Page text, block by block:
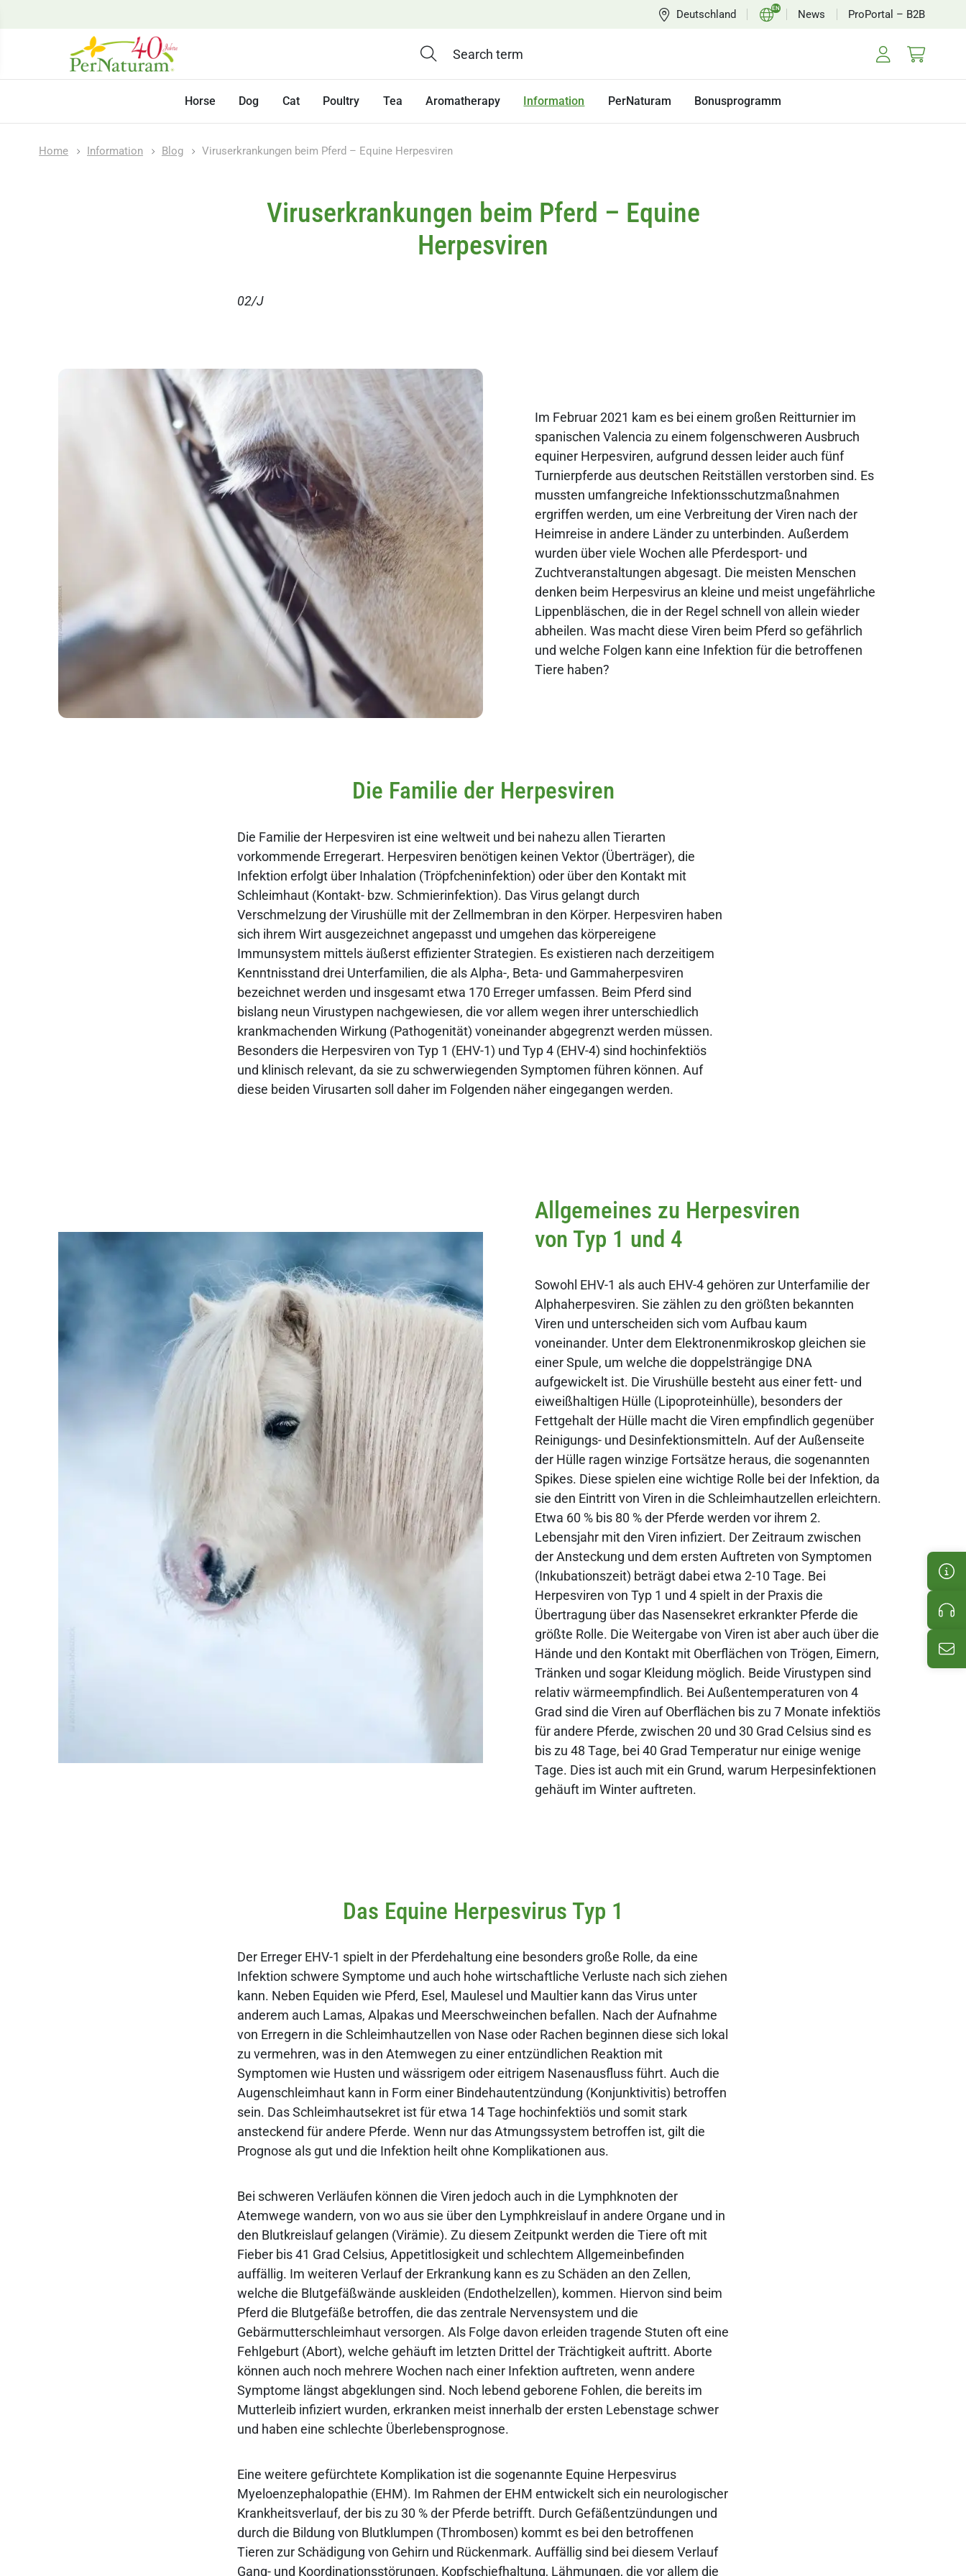
Deutschland EN News ProPortal – B2B
Horse Dog Cat Poultry Tea Aromatherapy Information PerNaturam Bonusprogramm
Home Information Blog Viruserkrankungen beim Pferd – Equine Herpesviren
Viruserkrankungen beim Pferd – Equine
Herpesviren
02/J
Im Februar 2021 kam es bei einem großen Reitturnier im
spanischen Valencia zu einem folgenschweren Ausbruch
equiner Herpesviren, aufgrund dessen leider auch fünf
Turnierpferde aus deutschen Reitställen verstorben sind. Es
mussten umfangreiche Infektionsschutzmaßnahmen
ergriffen werden, um eine Verbreitung der Viren nach der
Heimreise in andere Länder zu unterbinden. Außerdem
wurden über viele Wochen alle Pferdesport- und
Zuchtveranstaltungen abgesagt. Die meisten Menschen
denken beim Herpesvirus an kleine und meist ungefährliche
Lippenbläschen, die in der Regel schnell von allein wieder
abheilen. Was macht diese Viren beim Pferd so gefährlich
und welche Folgen kann eine Infektion für die betroffenen
Tiere haben?
Die Familie der Herpesviren
Die Familie der Herpesviren ist eine weltweit und bei nahezu allen Tierarten
vorkommende Erregerart. Herpesviren benötigen keinen Vektor (Überträger), die
Infektion erfolgt über Inhalation (Tröpfcheninfektion) oder über den Kontakt mit
Schleimhaut (Kontakt- bzw. Schmierinfektion). Das Virus gelangt durch
Verschmelzung der Virushülle mit der Zellmembran in den Körper. Herpesviren haben
sich ihrem Wirt ausgezeichnet angepasst und umgehen das körpereigene
Immunsystem mittels äußerst effizienter Strategien. Es existieren nach derzeitigem
Kenntnisstand drei Unterfamilien, die als Alpha-, Beta- und Gammaherpesviren
bezeichnet werden und insgesamt etwa 170 Erreger umfassen. Beim Pferd sind
bislang neun Virustypen nachgewiesen, die vor allem wegen ihrer unterschiedlich
krankmachenden Wirkung (Pathogenität) voneinander abgegrenzt werden müssen.
Besonders die Herpesviren von Typ 1 (EHV-1) und Typ 4 (EHV-4) sind hochinfektiös
und klinisch relevant, da sie zu schwerwiegenden Symptomen führen können. Auf
diese beiden Virusarten soll daher im Folgenden näher eingegangen werden.
Allgemeines zu Herpesviren
von Typ 1 und 4
Sowohl EHV-1 als auch EHV-4 gehören zur Unterfamilie der
Alphaherpesviren. Sie zählen zu den größten bekannten
Viren und unterscheiden sich vom Aufbau kaum
voneinander. Unter dem Elektronenmikroskop gleichen sie
einer Spule, um welche die doppelsträngige DNA
aufgewickelt ist. Die Virushülle besteht aus einer fett- und
eiweißhaltigen Hülle (Lipoproteinhülle), besonders der
Fettgehalt der Hülle macht die Viren empfindlich gegenüber
Reinigungs- und Desinfektionsmitteln. Auf der Außenseite
der Hülle ragen winzige Fortsätze heraus, die sogenannten
Spikes. Diese spielen eine wichtige Rolle bei der Infektion, da
sie den Eintritt von Viren in die Schleimhautzellen erleichtern.
Etwa 60 % bis 80 % der Pferde werden vor ihrem 2.
Lebensjahr mit den Viren infiziert. Der Zeitraum zwischen
der Ansteckung und dem ersten Auftreten von Symptomen
(Inkubationszeit) beträgt dabei etwa 2-10 Tage. Bei
Herpesviren von Typ 1 und 4 spielt in der Praxis die
Übertragung über das Nasensekret erkrankter Pferde die
größte Rolle. Die Weitergabe von Viren ist aber auch über die
Hände und den Kontakt mit Oberflächen von Trögen, Eimern,
Tränken und sogar Kleidung möglich. Beide Virustypen sind
relativ wärmeempfindlich. Bei Außentemperaturen von 4
Grad sind die Viren auf Oberflächen bis zu 7 Monate infektiös
für andere Pferde, zwischen 20 und 30 Grad Celsius sind es
bis zu 48 Tage, bei 40 Grad Temperatur nur einige wenige
Tage. Dies ist auch mit ein Grund, warum Herpesinfektionen
gehäuft im Winter auftreten.
Das Equine Herpesvirus Typ 1
Der Erreger EHV-1 spielt in der Pferdehaltung eine besonders große Rolle, da eine
Infektion schwere Symptome und auch hohe wirtschaftliche Verluste nach sich ziehen
kann. Neben Equiden wie Pferd, Esel, Maulesel und Maultier kann das Virus unter
anderem auch Lamas, Alpakas und Meerschweinchen befallen. Nach der Aufnahme
von Erregern in die Schleimhautzellen von Nase oder Rachen beginnen diese sich lokal
zu vermehren, was in den Atemwegen zu einer entzündlichen Reaktion mit
Symptomen wie Husten und wässrigem oder eitrigem Nasenausfluss führt. Auch die
Augenschleimhaut kann in Form einer Bindehautentzündung (Konjunktivitis) betroffen
sein. Das Schleimhautsekret ist für etwa 14 Tage hochinfektiös und somit stark
ansteckend für andere Pferde. Wenn nur das Atmungssystem betroffen ist, gilt die
Prognose als gut und die Infektion heilt ohne Komplikationen aus.
Bei schweren Verläufen können die Viren jedoch auch in die Lymphknoten der
Atemwege wandern, von wo aus sie über den Lymphkreislauf in andere Organe und in
den Blutkreislauf gelangen (Virämie). Zu diesem Zeitpunkt werden die Tiere oft mit
Fieber bis 41 Grad Celsius, Appetitlosigkeit und schlechtem Allgemeinbefinden
auffällig. Im weiteren Verlauf der Erkrankung kann es zu Schäden an den Zellen,
welche die Blutgefäßwände auskleiden (Endothelzellen), kommen. Hiervon sind beim
Pferd die Blutgefäße betroffen, die das zentrale Nervensystem und die
Gebärmutterschleimhaut versorgen. Als Folge davon erleiden tragende Stuten oft eine
Fehlgeburt (Abort), welche gehäuft im letzten Drittel der Trächtigkeit auftritt. Aborte
können auch noch mehrere Wochen nach einer Infektion auftreten, wenn andere
Symptome längst abgeklungen sind. Noch lebend geborene Fohlen, die bereits im
Mutterleib infiziert wurden, erkranken meist innerhalb der ersten Lebenstage schwer
und haben eine schlechte Überlebensprognose.
Eine weitere gefürchtete Komplikation ist die sogenannte Equine Herpesvirus
Myeloenzephalopathie (EHM). Im Rahmen der EHM entwickelt sich ein neurologischer
Krankheitsverlauf, der bis zu 30 % der Pferde betrifft. Durch Gefäßentzündungen und
durch die Bildung von Blutklumpen (Thrombosen) kommt es bei den betroffenen
Tieren zur Schädigung von Gehirn und Rückenmark. Auffällig sind bei diesem Verlauf
Gang- und Koordinationsstörungen, Kopfschiefhaltung, Lähmungen, die vor allem die